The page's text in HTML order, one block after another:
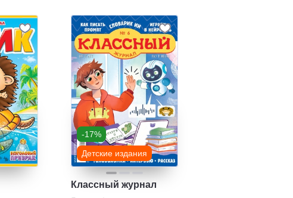
-17%
Детские издания
Классный журнал